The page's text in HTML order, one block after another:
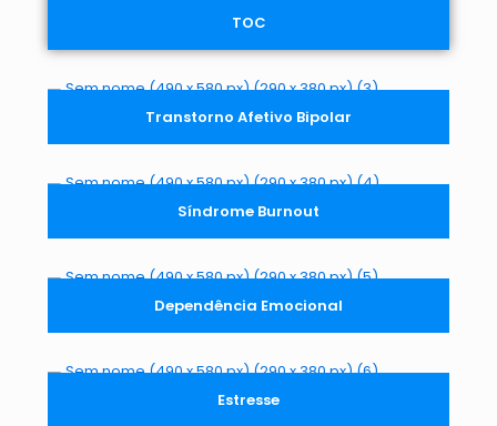
TOC
Transtorno Afetivo Bipolar
Síndrome Burnout
Dependência Emocional
Estresse